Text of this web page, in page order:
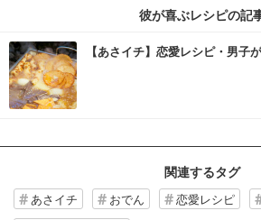
彼が喜ぶレシピの記
【あさイチ】恋愛レシピ・男子
関連するタグ
あさイチ おでん 恋愛レシピ